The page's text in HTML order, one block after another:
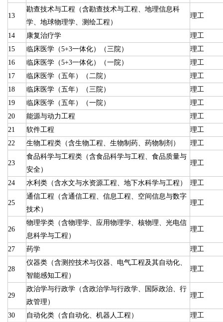
13
勘查技术与工程（含勘查技术与工程、地理信息科
学、地球物理学、测绘工程）
理工
14 康复治疗学
理工
15
临床医学（5+3一体化）（三院）
理工
16
临床医学（5+3一体化）（一院）
理工
17
临床医学（五年）（二院）
理工
18
临床医学（五年）（三院）
理工
19
临床医学（五年）（一院）
理工
20
能源与动力工程
理工
21
软件工程
理工
22
生物工程类（含生物工程、生物制药、药物制剂） 理工
23
食品科学与工程类（含食品科学与工程、食品质量与
安全）
理工
24 水利类（含水文与水资源工程、地下水科学与工程） 理工
25
通信工程（含通信工程、信息工程、空间信息与数字
技术）
理工
26
物理学类（含物理学、应用物理学、核物理、光电信
息科学与工程）
理工
27 药学 理工
28
仪器类（含测控技术与仪器、电气工程及其自动化、
智能感知工程）
理工
29
政治学与行政学（含政治学与行政学、国际政治、行
政管理）
理工
30 自动化类（含自动化、机器人工程） 理工